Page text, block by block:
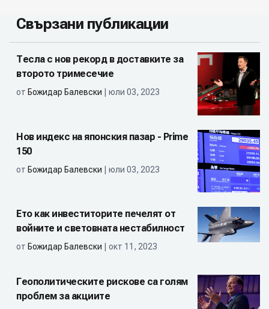
Свързани публикации
Тесла с нов рекорд в доставките за
второто тримесечие
от Божидар Балевски | юли 03, 2023
Нов индекс на японския пазар - Prime
150
от Божидар Балевски | юли 03, 2023
Ето как инвеститорите печелят от
войните и световната нестабилност
от Божидар Балевски | окт 11, 2023
Геополитическите рискове са голям
проблем за акциите